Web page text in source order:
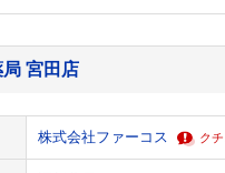
宮田店
株式会社ファーコス ク